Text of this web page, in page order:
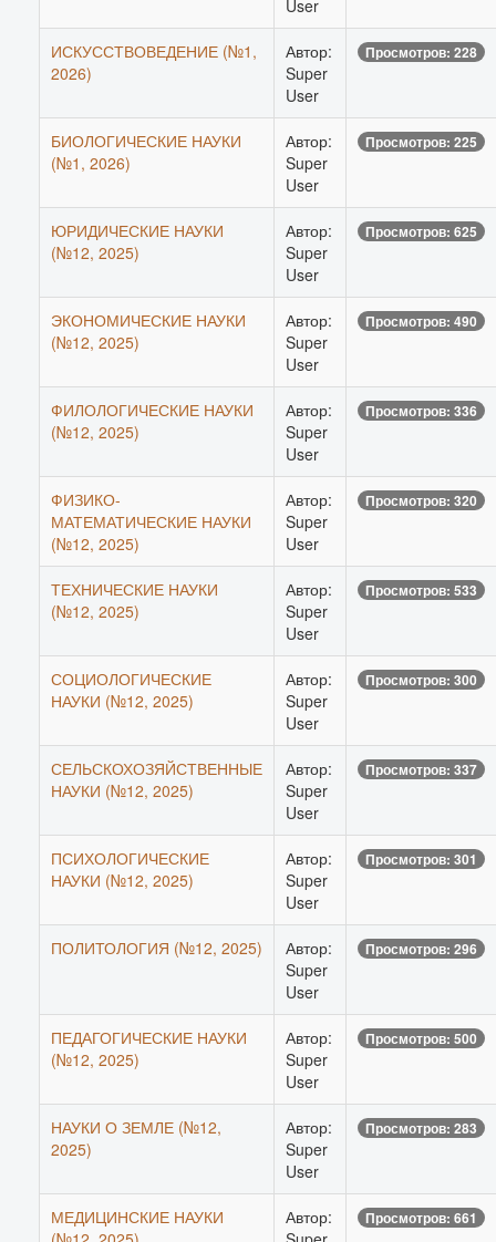
User
ИСКУССТВОВЕДЕНИЕ (№1,
2026)
Автор:
Super
User
Просмотров: 228
БИОЛОГИЧЕСКИЕ НАУКИ
(№1, 2026)
Автор:
Super
User
Просмотров: 225
ЮРИДИЧЕСКИЕ НАУКИ
(№12, 2025)
Автор:
Super
User
Просмотров: 625
ЭКОНОМИЧЕСКИЕ НАУКИ
(№12, 2025)
Автор:
Super
User
Просмотров: 490
ФИЛОЛОГИЧЕСКИЕ НАУКИ
(№12, 2025)
Автор:
Super
User
Просмотров: 336
ФИЗИКО-
МАТЕМАТИЧЕСКИЕ НАУКИ
(№12, 2025)
Автор:
Super
User
Просмотров: 320
ТЕХНИЧЕСКИЕ НАУКИ
(№12, 2025)
Автор:
Super
User
Просмотров: 533
СОЦИОЛОГИЧЕСКИЕ
НАУКИ (№12, 2025)
Автор:
Super
User
Просмотров: 300
СЕЛЬСКОХОЗЯЙСТВЕННЫЕ
НАУКИ (№12, 2025)
Автор:
Super
User
Просмотров: 337
ПСИХОЛОГИЧЕСКИЕ
НАУКИ (№12, 2025)
Автор:
Super
User
Просмотров: 301
ПОЛИТОЛОГИЯ (№12, 2025)
Автор:
Super
User
Просмотров: 296
ПЕДАГОГИЧЕСКИЕ НАУКИ
(№12, 2025)
Автор:
Super
User
Просмотров: 500
НАУКИ О ЗЕМЛЕ (№12,
2025)
Автор:
Super
User
Просмотров: 283
МЕДИЦИНСКИЕ НАУКИ
Автор:
Просмотров: 661